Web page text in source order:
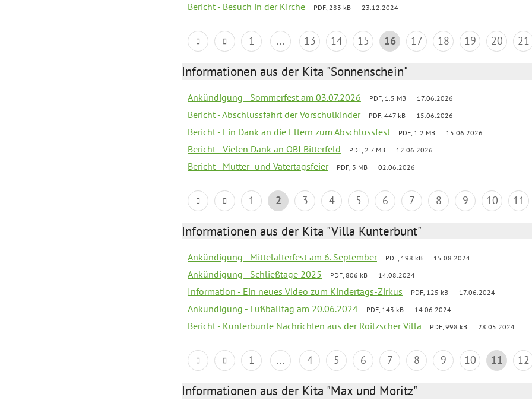
Bericht - Besuch in der Kirche PDF, 283 kB 23.12.2024
1 ... 13 14 15 16 17 18 19 20 21
Informationen aus der Kita "Sonnenschein"
Ankündigung - Sommerfest am 03.07.2026 PDF, 1.5 MB 17.06.2026
Bericht - Abschlussfahrt der Vorschulkinder PDF, 447 kB 15.06.2026
Bericht - Ein Dank an die Eltern zum Abschlussfest PDF, 1.2 MB 15.06.2026
Bericht - Vielen Dank an OBI Bitterfeld PDF, 2.7 MB 12.06.2026
Bericht - Mutter- und Vatertagsfeier PDF, 3 MB 02.06.2026
1 2 3 4 5 6 7 8 9 10 11
Informationen aus der Kita "Villa Kunterbunt"
Ankündigung - Mittelalterfest am 6. September PDF, 198 kB 15.08.2024
Ankündigung - Schließtage 2025 PDF, 806 kB 14.08.2024
Information - Ein neues Video zum Kindertags-Zirkus PDF, 125 kB 17.06.2024
Ankündigung - Fußballtag am 20.06.2024 PDF, 143 kB 14.06.2024
Bericht - Kunterbunte Nachrichten aus der Roitzscher Villa PDF, 998 kB 28.05.2024
1 ... 4 5 6 7 8 9 10 11 12
Informationen aus der Kita "Max und Moritz"